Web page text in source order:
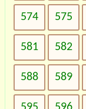
574 575
581 582
588 589